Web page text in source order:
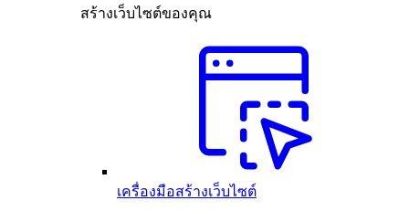
สร้างเว็บไซต์ของคุณ
เครื่องมือสร้างเว็บไซต์